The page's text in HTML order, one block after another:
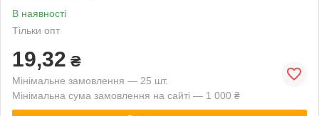
В наявності
Тільки опт
19,32 ₴
Мінімальне замовлення — 25 шт.
Мінімальна сума замовлення на сайті — 1 000 ₴